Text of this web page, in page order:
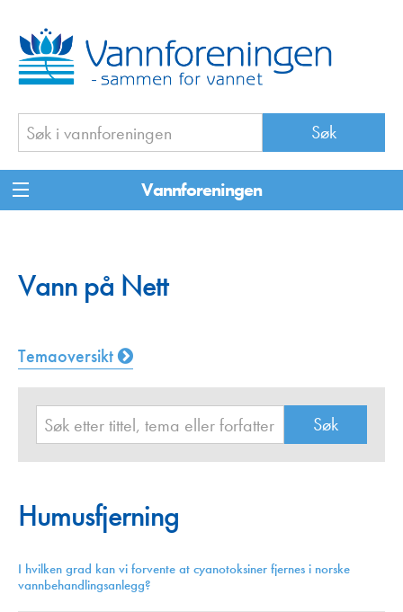
Vannforeningen
Vann på Nett
Temaoversikt
Humusfjerning
I hvilken grad kan vi forvente at cyanotoksiner fjernes i norske
vannbehandlingsanlegg?